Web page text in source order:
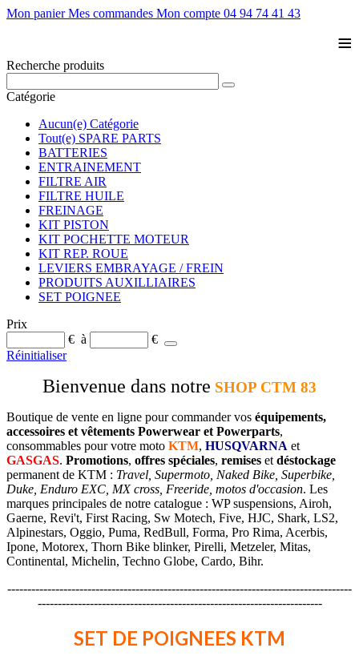
Mon panier Mes commandes Mon compte 04 94 74 41 43
≡
Recherche produits
Catégorie
Aucun(e) Catégorie
Tout(e) SPARE PARTS
BATTERIES
ENTRAINEMENT
FILTRE AIR
FILTRE HUILE
FREINAGE
KIT PISTON
KIT POCHETTE MOTEUR
KIT REP. ROUE
LEVIERS EMBRAYAGE / FREIN
PRODUITS AUXILLIAIRES
SET POIGNEE
Prix
€ à
€
Réinitialiser
Bienvenue dans notre SHOP CTM 83
Boutique de vente en ligne pour commander vos équipements,
accessoires et vêtements Powerwear et Powerparts,
consommables pour votre moto KTM, HUSQVARNA et
GASGAS. Promotions, offres spéciales, remises et déstockage
permanent de KTM : Travel, Supermoto, Naked Bike, Superbike,
Duke, Enduro EXC, MX cross, Freeride, motos d'occasion. Les
marques principales de notre catalogue : WP suspensions, Airoh,
Gaerne, Revi't, First Racing, Sw Motech, Five, HJC, Shark, LS2,
Alpinestars, Oggio, Puma, RedBull, Forma, Pro Rima, Acerbis,
Ipone, Motorex, Thorn Bike blinker, Pirelli, Metzeler, Mitas,
Continental, Michelin, Techno Globe, Cardo, Bihr.
--------------------------------------------------------------------------------------
-----------------------------------------------------------------------
SET DE POIGNEES KTM